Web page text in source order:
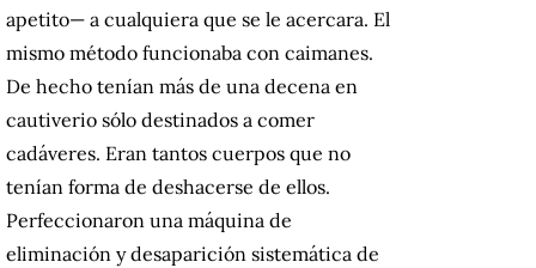
apetito— a cualquiera que se le acercara. El
mismo método funcionaba con caimanes.
De hecho tenían más de una decena en
cautiverio sólo destinados a comer
cadáveres. Eran tantos cuerpos que no
tenían forma de deshacerse de ellos.
Perfeccionaron una máquina de
eliminación y desaparición sistemática de